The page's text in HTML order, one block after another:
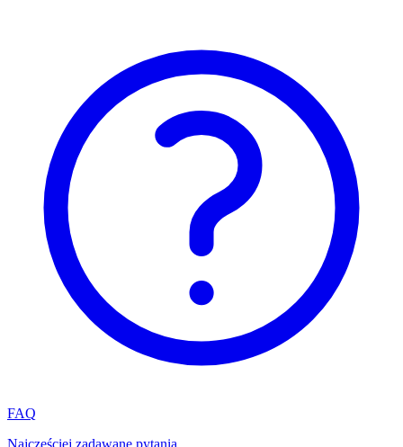
FAQ
Najczęściej zadawane pytania